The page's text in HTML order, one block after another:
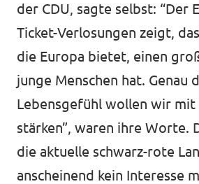
der CDU, sagte selbst: “Der
Ticket-Verlosungen zeigt,
die Europa bietet, einen
junge Menschen hat. Genau
Lebensgefühl wollen wir mit
stärken”, waren ihre Worte.
die aktuelle schwarz-rote
anscheinend kein Interesse